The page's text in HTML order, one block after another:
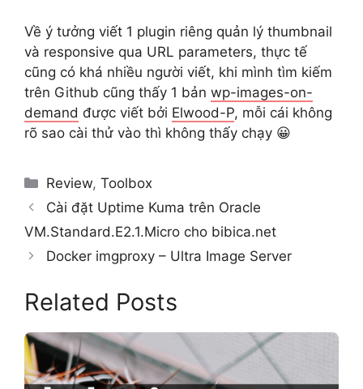
Về ý tưởng viết 1 plugin riêng quản lý thumbnail
và responsive qua URL parameters, thực tế
cũng có khá nhiều người viết, khi mình tìm kiếm
trên Github cũng thấy 1 bản wp-images-on-
demand được viết bởi Elwood-P, mỗi cái không
rõ sao cài thử vào thì không thấy chạy 😀
Categories
Review,Toolbox
Cài đặt Uptime Kuma trên Oracle
VM.Standard.E2.1.Micro cho bibica.net
Docker imgproxy – Ultra Image Server
Related Posts